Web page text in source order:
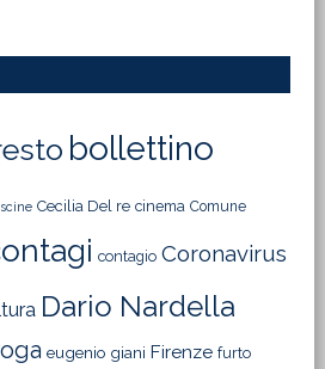
bollettino
Cecilia Del re cinema Comune
contagio Coronavirus
Dario Nardella
eugenio giani Firenze furto